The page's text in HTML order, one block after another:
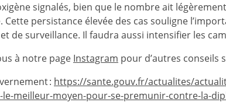
signalés, bien que le nombre ait
Cette persistance élevée des cas souligne
de surveillance. Il faudra aussi intensifier les
à notre page Instagram pour d’autres conseils
: https://sante.gouv.fr/actualites/
le-meilleur-moyen-pour-se-premunir-contre-la-